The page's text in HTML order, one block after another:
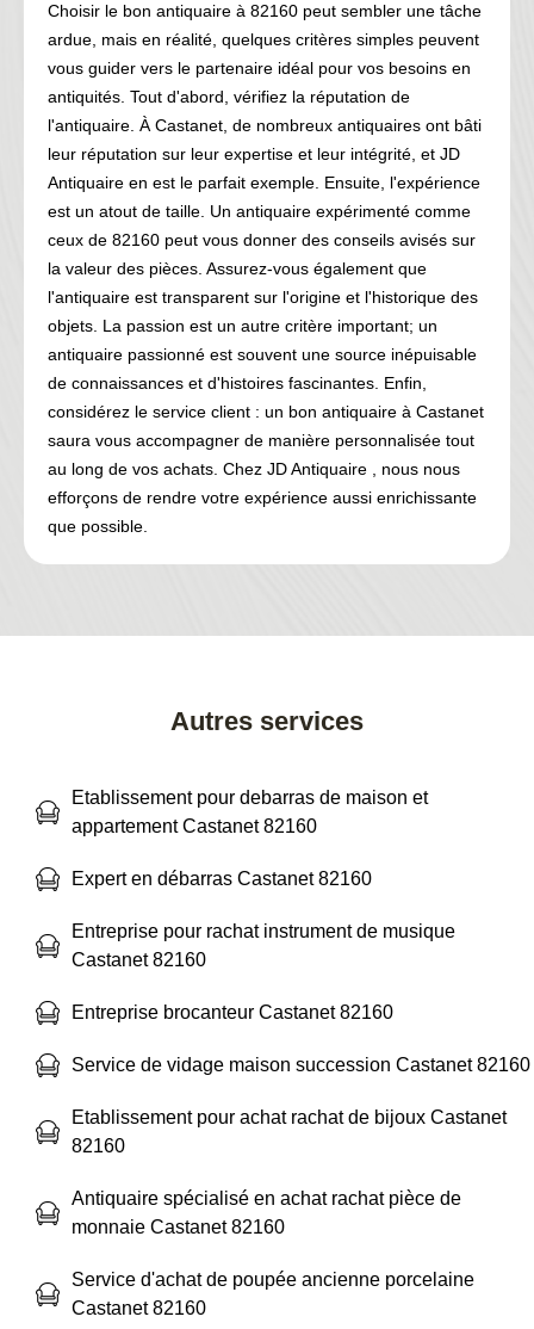
Choisir le bon antiquaire à 82160 peut sembler une tâche
ardue, mais en réalité, quelques critères simples peuvent
vous guider vers le partenaire idéal pour vos besoins en
antiquités. Tout d'abord, vérifiez la réputation de
l'antiquaire. À Castanet, de nombreux antiquaires ont bâti
leur réputation sur leur expertise et leur intégrité, et JD
Antiquaire en est le parfait exemple. Ensuite, l'expérience
est un atout de taille. Un antiquaire expérimenté comme
ceux de 82160 peut vous donner des conseils avisés sur
la valeur des pièces. Assurez-vous également que
l'antiquaire est transparent sur l'origine et l'historique des
objets. La passion est un autre critère important; un
antiquaire passionné est souvent une source inépuisable
de connaissances et d'histoires fascinantes. Enfin,
considérez le service client : un bon antiquaire à Castanet
saura vous accompagner de manière personnalisée tout
au long de vos achats. Chez JD Antiquaire , nous nous
efforçons de rendre votre expérience aussi enrichissante
que possible.
Autres services
Etablissement pour debarras de maison et
appartement Castanet 82160
Expert en débarras Castanet 82160
Entreprise pour rachat instrument de musique
Castanet 82160
Entreprise brocanteur Castanet 82160
Service de vidage maison succession Castanet 82160
Etablissement pour achat rachat de bijoux Castanet
82160
Antiquaire spécialisé en achat rachat pièce de
monnaie Castanet 82160
Service d'achat de poupée ancienne porcelaine
Castanet 82160